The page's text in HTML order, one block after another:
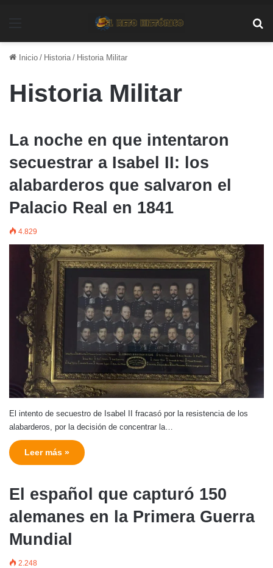
Inicio / Historia / Historia Militar
Historia Militar
La noche en que intentaron
secuestrar a Isabel II: los
alabarderos que salvaron el
Palacio Real en 1841
4.829
El intento de secuestro de Isabel II fracasó por la resistencia de los
alabarderos, por la decisión de concentrar la…
Leer más »
El español que capturó 150
alemanes en la Primera Guerra
Mundial
2.248